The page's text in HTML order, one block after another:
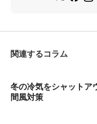
関連するコラム
冬の冷気をシャットア
間風対策